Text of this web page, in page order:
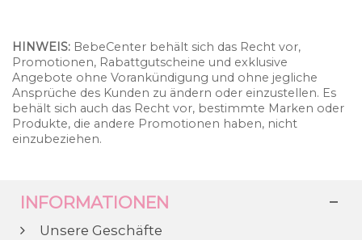
HINWEIS: BebeCenter behält sich das Recht vor,
Promotionen, Rabattgutscheine und exklusive
Angebote ohne Vorankündigung und ohne jegliche
Ansprüche des Kunden zu ändern oder einzustellen. Es
behält sich auch das Recht vor, bestimmte Marken oder
Produkte, die andere Promotionen haben, nicht
einzubeziehen.
INFORMATIONEN
Unsere Geschäfte